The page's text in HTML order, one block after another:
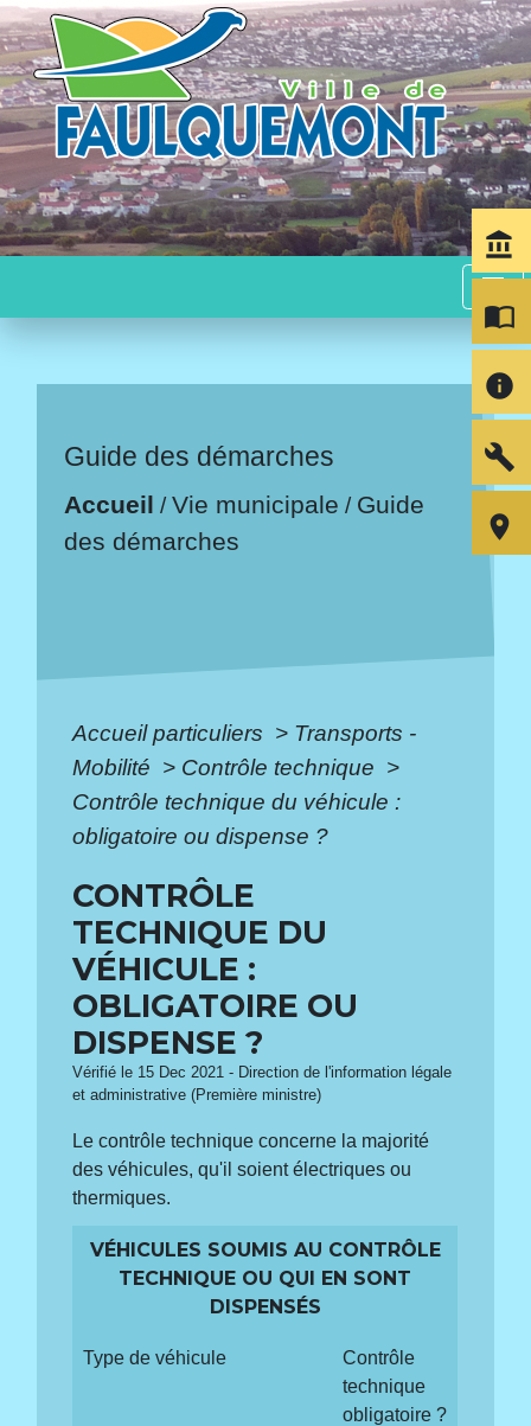
menu
Guide des démarches
Accueil /Vie municipale / Guide
des démarches
Accueil particuliers > Transports -
Mobilité > Contrôle technique >
Contrôle technique du véhicule :
obligatoire ou dispense ?
CONTRÔLE
TECHNIQUE DU
VÉHICULE :
OBLIGATOIRE OU
DISPENSE ?
Vérifié le 15 Dec 2021 - Direction de l'information légale
et administrative (Première ministre)
Le contrôle technique concerne la majorité
des véhicules, qu'il soient électriques ou
thermiques.
VÉHICULES SOUMIS AU CONTRÔLE
TECHNIQUE OU QUI EN SONT
DISPENSÉS
Type de véhicule
Contrôle
technique
obligatoire ?
account_balance
import_contacts
info
build
room